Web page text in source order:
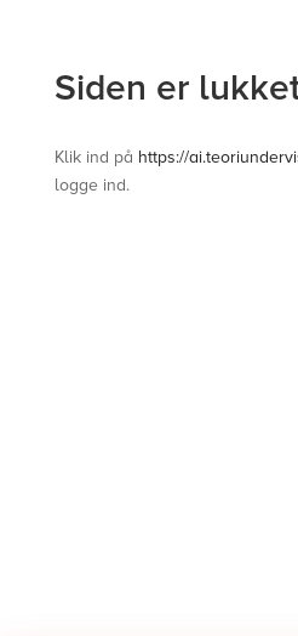
Siden er
Klik ind på https://
logge ind.